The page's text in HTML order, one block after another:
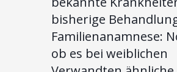
bisherige
Familienanamnese:
ob es bei weiblichen